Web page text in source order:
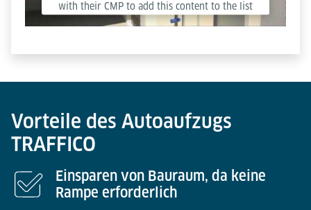
with their CMP to add this content to the list
of technologies used.
Vorteile des Autoaufzugs
TRAFFICO
Einsparen von Bauraum, da keine
Rampe erforderlich